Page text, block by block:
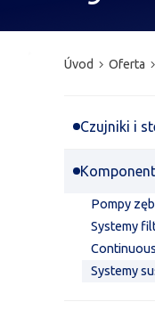
Úvod Oferta
Czujniki i
Pompy
Systemy
Systemy